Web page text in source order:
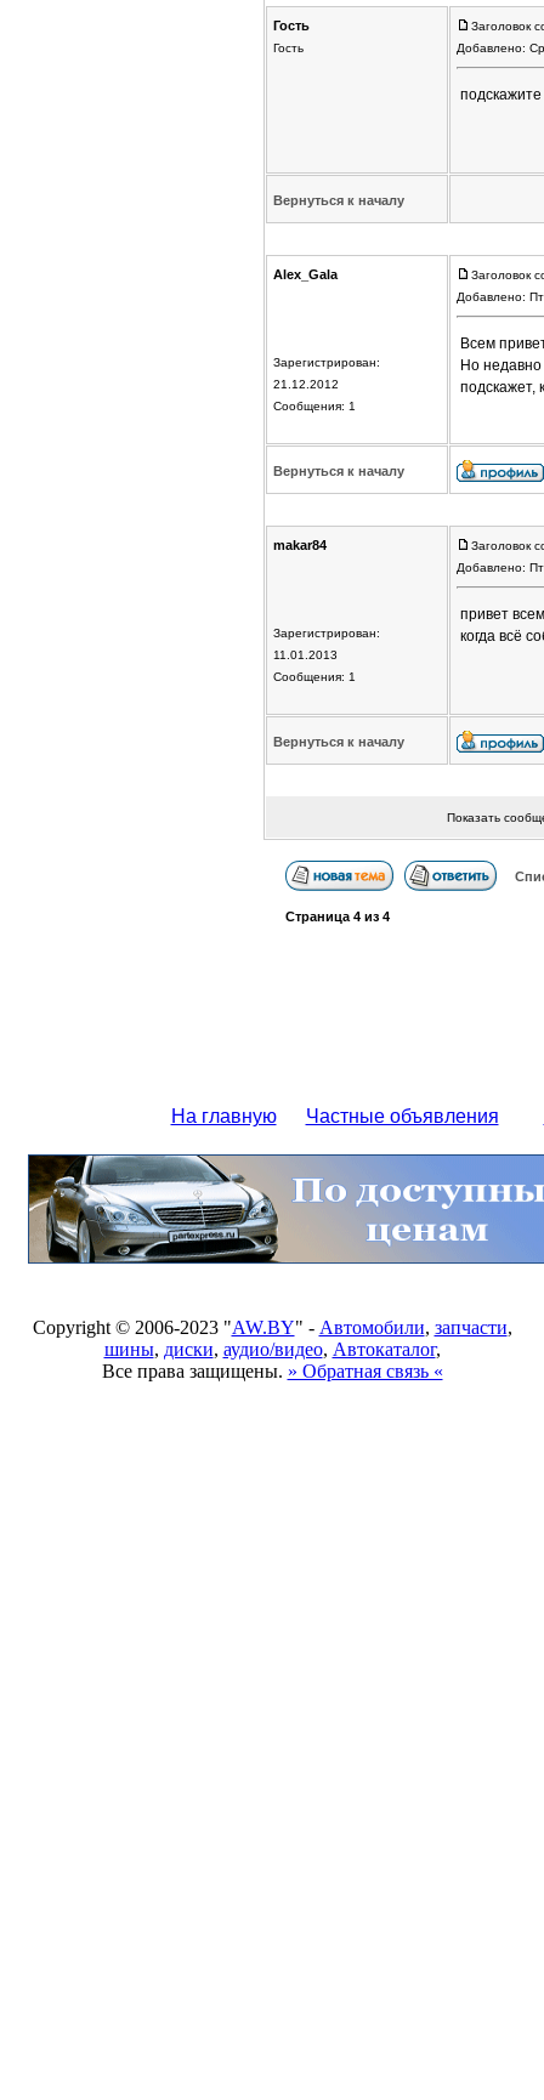
Гость
Гость
Заголовок
Добавлено:
Вернуться к началу
Alex_Gala
Зарегистрирован:
21.12.2012
Сообщения: 1
Заголовок
Добавлено:
Всем
Но недавно
подскажет,
Вернуться к началу
makar84
Зарегистрирован:
11.01.2013
Сообщения: 1
Заголовок
Добавлено:
привет
когда всё
Вернуться к началу
Показать
Страница 4из 4
На главную Частные объявления
Copyright © 2006-2023 "AW.BY" - Автомобили, запчасти,
шины, диски, аудио/видео, Автокаталог,
Все права защищены. » Обратная связь «